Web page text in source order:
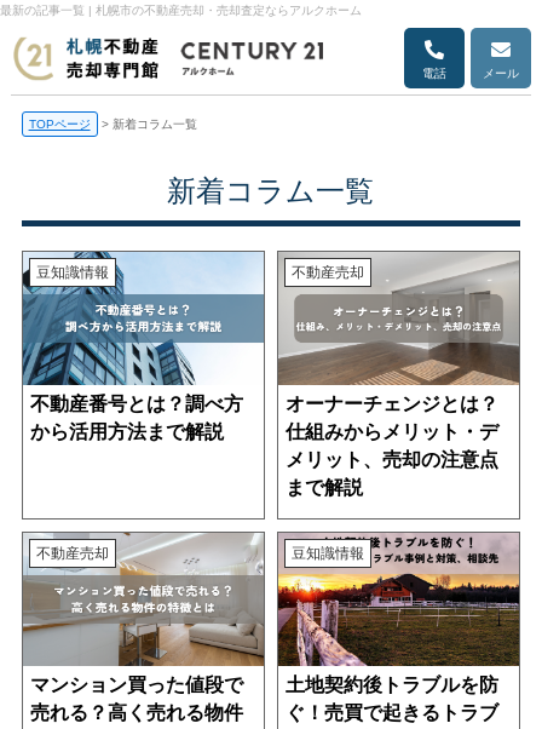
最新の記事一覧 | 札幌市の不動産売却・売却査定ならアルクホーム
電話 メール
TOPページ > 新着コラム一覧
新着コラム一覧
豆知識情報
不動産番号とは？調べ方
から活用方法まで解説
不動産売却
オーナーチェンジとは？
仕組みからメリット・デ
メリット、売却の注意点
まで解説
不動産売却
マンション買った値段で
売れる？高く売れる物件
豆知識情報
土地契約後トラブルを防
ぐ！売買で起きるトラブ